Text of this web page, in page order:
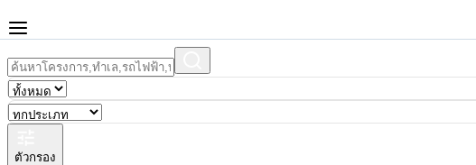
ตัวกรอง